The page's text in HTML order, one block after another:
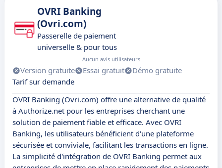
OVRI Banking
(Ovri.com)
Passerelle de paiement
universelle & pour tous
Aucun avis utilisateurs
Version gratuite Essai gratuit
Démo gratuite
Tarif sur demande
OVRI Banking (Ovri.com) offre une alternative de qualité
à Authorize.net pour les entreprises cherchant une
solution de paiement fiable et efficace. Avec OVRI
Banking, les utilisateurs bénéficient d'une plateforme
sécurisée et conviviale, facilitant les transactions en ligne.
La simplicité d'intégration de OVRI Banking permet aux